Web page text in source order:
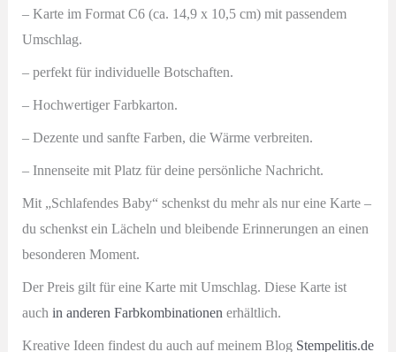
– Karte im Format C6 (ca. 14,9 x 10,5 cm) mit passendem
Umschlag.
– perfekt für individuelle Botschaften.
– Hochwertiger Farbkarton.
– Dezente und sanfte Farben, die Wärme verbreiten.
– Innenseite mit Platz für deine persönliche Nachricht.
Mit „Schlafendes Baby“ schenkst du mehr als nur eine Karte –
du schenkst ein Lächeln und bleibende Erinnerungen an einen
besonderen Moment.
Der Preis gilt für eine Karte mit Umschlag. Diese Karte ist
auch in anderen Farbkombinationen erhältlich.
Kreative Ideen findest du auch auf meinem Blog Stempelitis.de